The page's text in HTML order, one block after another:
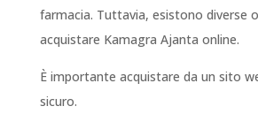
farmacia. Tuttavia, esistono diverse
acquistare Kamagra Ajanta online.
È importante acquistare da un sito
sicuro.